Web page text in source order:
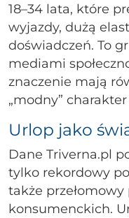
18–34 lata, które
wyjazdy, dużą
doświadczeń. To
mediami
znaczenie mają
„modny”
Urlop jako
Dane Triverna.pl
tylko rekordowy
także
konsumenckich.